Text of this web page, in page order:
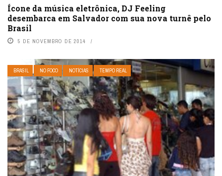
Ícone da música eletrônica, DJ Feeling
desembarca em Salvador com sua nova turnê pelo
Brasil
5 DE NOVEMBRO DE 2014
BRASIL NO FOCO NOTÍCIAS TEMPO REAL